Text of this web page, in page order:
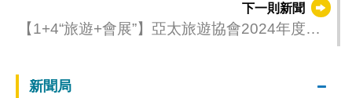
下一則新聞
【1+4“旅遊+會展”】亞太旅遊協會2024年度峰
新聞局